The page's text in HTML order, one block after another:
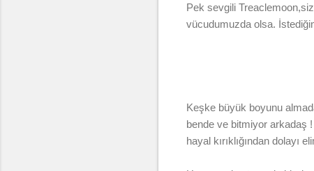
Pek sevgili
vücudumuzda olsa.
Keşke büyük boyunu
bende ve bitmiyor arkadaş
hayal kırıklığından dolayı